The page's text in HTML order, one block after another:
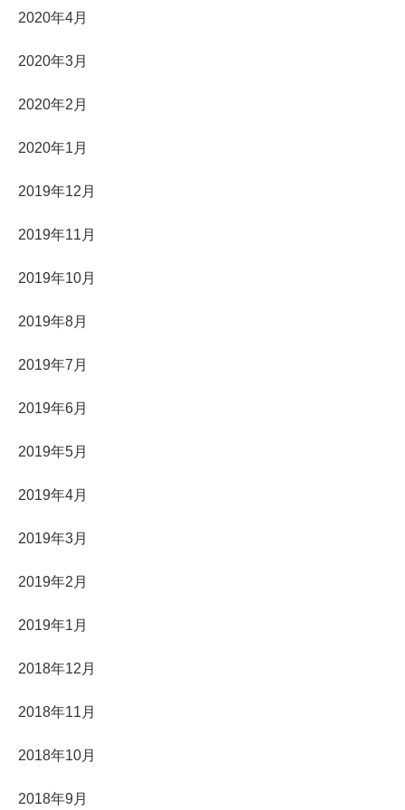
2020年4月
2020年3月
2020年2月
2020年1月
2019年12月
2019年11月
2019年10月
2019年8月
2019年7月
2019年6月
2019年5月
2019年4月
2019年3月
2019年2月
2019年1月
2018年12月
2018年11月
2018年10月
2018年9月